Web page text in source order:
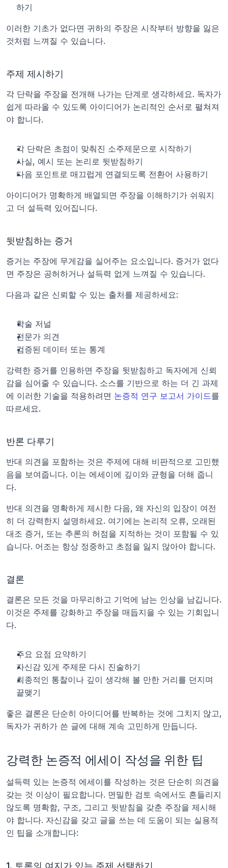
하기
이러한 기초가 없다면 귀하의 주장은 시작부터 방향을 잃은
것처럼 느껴질 수 있습니다.
주제 제시하기
각 단락을 주장을 전개해 나가는 단계로 생각하세요. 독자가
쉽게 따라올 수 있도록 아이디어가 논리적인 순서로 펼쳐져
야 합니다.
각 단락은 초점이 맞춰진 소주제문으로 시작하기
사실, 예시 또는 논리로 뒷받침하기
다음 포인트로 매끄럽게 연결되도록 전환어 사용하기
아이디어가 명확하게 배열되면 주장을 이해하기가 쉬워지
고 더 설득력 있어집니다.
뒷받침하는 증거
증거는 주장에 무게감을 실어주는 요소입니다. 증거가 없다
면 주장은 공허하거나 설득력 없게 느껴질 수 있습니다.
다음과 같은 신뢰할 수 있는 출처를 제공하세요:
학술 저널
전문가 의견
검증된 데이터 또는 통계
강력한 증거를 인용하면 주장을 뒷받침하고 독자에게 신뢰
감을 심어줄 수 있습니다. 소스를 기반으로 하는 더 긴 과제
에 이러한 기술을 적용하려면 논증적 연구 보고서 가이드를
따르세요.
반론 다루기
반대 의견을 포함하는 것은 주제에 대해 비판적으로 고민했
음을 보여줍니다. 이는 에세이에 깊이와 균형을 더해 줍니
다.
반대 의견을 명확하게 제시한 다음, 왜 자신의 입장이 여전
히 더 강력한지 설명하세요. 여기에는 논리적 오류, 오래된
대조 증거, 또는 추론의 허점을 지적하는 것이 포함될 수 있
습니다. 어조는 항상 정중하고 초점을 잃지 않아야 합니다.
결론
결론은 모든 것을 마무리하고 기억에 남는 인상을 남깁니다.
이것은 주제를 강화하고 주장을 매듭지을 수 있는 기회입니
다.
주요 요점 요약하기
자신감 있게 주제문 다시 진술하기
최종적인 통찰이나 깊이 생각해 볼 만한 거리를 던지며
끝맺기
좋은 결론은 단순히 아이디어를 반복하는 것에 그치지 않고,
독자가 귀하가 쓴 글에 대해 계속 고민하게 만듭니다.
강력한 논증적 에세이 작성을 위한 팁
설득력 있는 논증적 에세이를 작성하는 것은 단순히 의견을
갖는 것 이상이 필요합니다. 면밀한 검토 속에서도 흔들리지
않도록 명확함, 구조, 그리고 뒷받침을 갖춘 주장을 제시해
야 합니다. 자신감을 갖고 글을 쓰는 데 도움이 되는 실용적
인 팁을 소개합니다:
1. 토론의 여지가 있는 주제 선택하기